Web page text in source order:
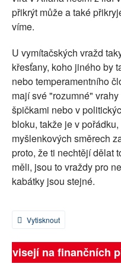
přikrýt může a také
víme.
U vymítačských vražd
křesťany, koho jiného by
nebo temperamentního
mají své "rozumné"
špičkami nebo v
bloku, takže je v
myšlenkových směrech
proto, že ti nechtějí dělat
měli, jsou to vraždy pro
kabátky jsou stejné.
Vytisknout
na finančních